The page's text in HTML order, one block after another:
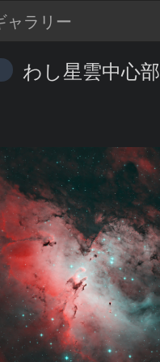
ャラリー
わし星雲中心部